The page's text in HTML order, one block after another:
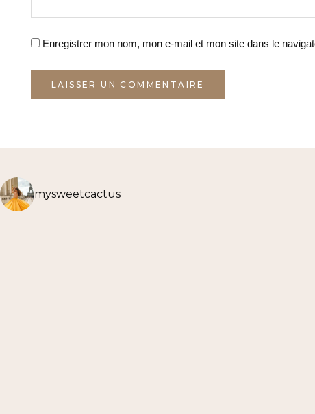
Enregistrer mon nom, mon e-mail et mon site dans le
mysweetcactus